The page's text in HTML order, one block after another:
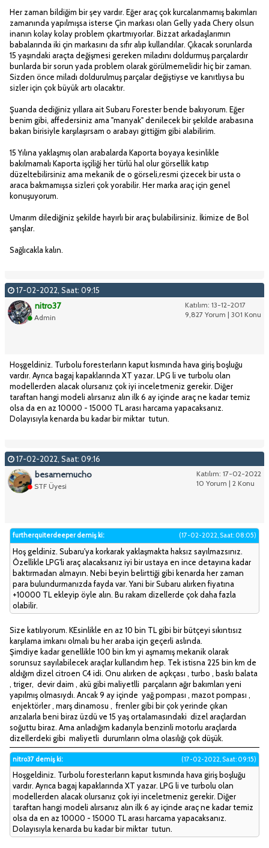
Her zaman bildiğim bir şey vardır. Eğer araç çok kurcalanmamış bakımları
zamanında yapılmışsa isterse Çin markası olan Gelly yada Chery olsun
inanın kolay kolay problem çıkartmıyorlar. Bizzat arkadaşlarımın
babalarında iki çin markasını da sıfır alıp kullandılar. Çıkacak sorunlarda
15 yaşındaki araçta değişmesi gereken miladını doldurmuş parçalardır
bunlarda bir sorun yada problem olarak görülmemelidir hiç bir zaman.
Sizden önce miladı doldurulmuş parçalar değiştiyse ve kanıtlıysa bu
sizler için çok büyük artı olacaktır.
Şuanda dediğiniz yıllara ait Subaru Forester bende bakıyorum. Eğer
benim gibi, affedersiniz ama "manyak" denilecek bir şekilde arabasına
bakan birisiyle karşılaşırsam o arabayı gittiğim gibi alabilirim.
15 Yılına yaklaşmış olan arabalarda Kaporta boyaya kesinlikle
bakılmamalı Kaporta işçiliği her türlü hal olur görsellik katıp
düzeltebilirsiniz ama mekanik de o görseli,resmi çizecek bir usta o
araca bakmamışsa sizleri çok yorabilir. Her marka araç için genel
konuşuyorum.
Umarım dilediğiniz şekilde hayırlı bir araç bulabilirsiniz. İkimize de Bol
şanşlar.
Sağlıcakla kalın.
17-02-2022, Saat: 09:15
Katılım: 13-12-2017
9,827 Yorum | 301 Konu
nitro37
Admin
Hoşgeldiniz. Turbolu foresterların kaput kısmında hava giriş boşluğu
vardır. Ayrıca bagaj kapaklarında XT yazar. LPG li ve turbolu olan
modellerden alacak olursanız çok iyi inceletmeniz gerekir. Diğer
taraftan hangi modeli alırsanız alın ilk 6 ay içinde araç ne kadar temiz
olsa da en az 10000 - 15000 TL arası harcama yapacaksanız.
Dolayısıyla kenarda bu kadar bir miktar tutun.
17-02-2022, Saat: 09:16
Katılım: 17-02-2022
10 Yorum | 2 Konu
besamemucho
STF Üyesi
(17-02-2022, Saat: 08:05)
furtherquiterdeeper demiş ki:
Hoş geldiniz. Subaru'ya korkarak yaklaşmakta haksız sayılmazsınız.
Özellikle LPG'li araç alacaksanız iyi bir ustaya en ince detayına kadar
baktırmadan almayın. Nebi beyin belirttiği gibi kenarda her zaman
para bulundurmanızda fayda var. Yani bir Subaru alırken fiyatına
+10000 TL ekleyip öyle alın. Bu rakam dizellerde çok daha fazla
olabilir.
Size katılıyorum. KEsinlikle en az 10 bin TL gibi bir bütçeyi sıkıntısız
karşılama imkanı olmalı bu her araba için geçerli aslında.
Şimdiye kadar genellikle 100 bin km yi aşmamış mekanik olarak
sorunsuz sayılabilecek araçlar kullandım hep. Tek istisna 225 bin km de
aldığım dizel citroen C4 idi. Onu alırken de açıkçası , turbo , baskı balata
, triger, devir daim , akü gibi maliyetlli parçaların ağır bakımları yeni
yapılmış olmasıydı. Ancak 9 ay içinde yağ pompası , mazot pompası ,
enjektörler , marş dinamosu , frenler gibi bir çok yerinde çıkan
arızalarla beni biraz üzdü ve 15 yaş ortalamasındaki dizel araçlardan
soğuttu biraz. Ama anladığım kadarıyla benzinli motorlu araçlarda
dizellerdeki gibi maliyetli durumların olma olasılığı çok düşük.
(17-02-2022, Saat: 09:15)
nitro37 demiş ki:
Hoşgeldiniz. Turbolu foresterların kaput kısmında hava giriş boşluğu
vardır. Ayrıca bagaj kapaklarında XT yazar. LPG li ve turbolu olan
modellerden alacak olursanız çok iyi inceletmeniz gerekir. Diğer
taraftan hangi modeli alırsanız alın ilk 6 ay içinde araç ne kadar temiz
olsa da en az 10000 - 15000 TL arası harcama yapacaksanız.
Dolayısıyla kenarda bu kadar bir miktar tutun.